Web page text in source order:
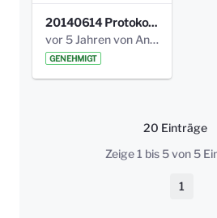
20140614 Protokoll Park Am Gesundheitsamt 00.pdf
vor 5 Jahren von Anni Schlumberger
GENEHMIGT
20 Einträge
Pro
Zeige 1 bis 5 von 5
Seite
1